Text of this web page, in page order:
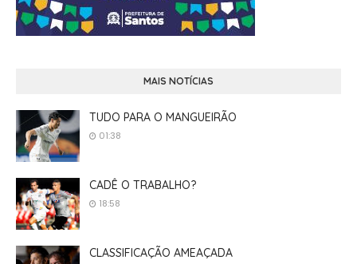
MAIS NOTÍCIAS
TUDO PARA O MANGUEIRÃO
01:38
CADÊ O TRABALHO?
18:58
CLASSIFICAÇÃO AMEAÇADA